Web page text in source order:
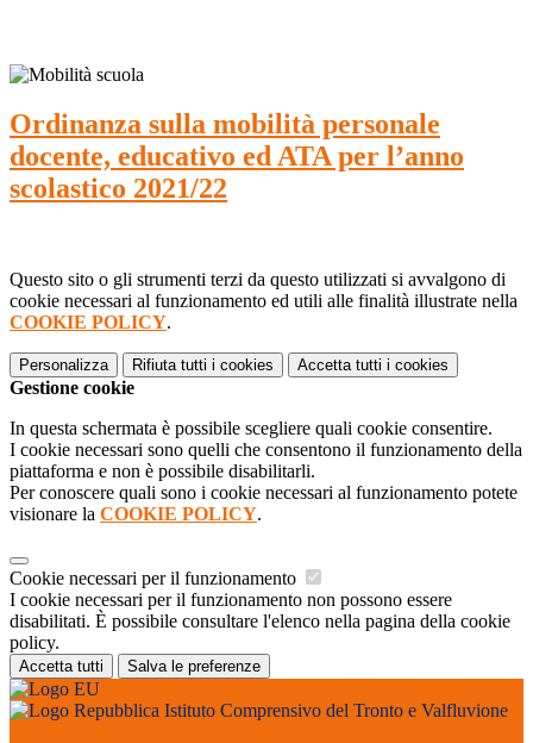
Ordinanza sulla mobilità personale
docente, educativo ed ATA per l’anno
scolastico 2021/22
Questo sito o gli strumenti terzi da questo utilizzati si avvalgono di
cookie necessari al funzionamento ed utili alle finalità illustrate nella
COOKIE POLICY.
Personalizza Rifiuta tutti i cookies Accetta tutti i cookies
Gestione cookie
In questa schermata è possibile scegliere quali cookie consentire.
I cookie necessari sono quelli che consentono il funzionamento della
piattaforma e non è possibile disabilitarli.
Per conoscere quali sono i cookie necessari al funzionamento potete
visionare la COOKIE POLICY.
Cookie necessari per il funzionamento
I cookie necessari per il funzionamento non possono essere
disabilitati. È possibile consultare l'elenco nella pagina della cookie
policy.
Accetta tutti Salva le preferenze
Istituto Comprensivo del Tronto e Valfluvione